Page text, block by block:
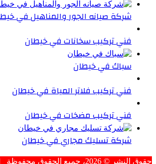
شركة صيانه الجور والمناهيل في
فني تركيب سخانات في خيطان
سباك في خيطان
فني تركيب فلاتر المياة في خيطان
فني تركيب مضخات في خيطان
شركة تسليك مجاري في خيطان
حقوق النشر © 2026، جميع الحقوق محفوظة |